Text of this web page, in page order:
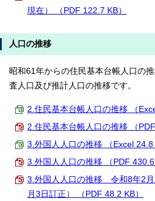
現在） （PDF 122.7 KB）
人口の推移
昭和61年からの住民基本台帳人口の
査人口及び推計人口の推移です。
2.住民基本台帳人口の推移 （
2.住民基本台帳人口の推移 （PDF
3.外国人人口の推移 （Excel 24.8
3.外国人人口の推移 （PDF 430.6
3.外国人人口の推移 令和8年2
月3日訂正） （PDF 48.2 KB）